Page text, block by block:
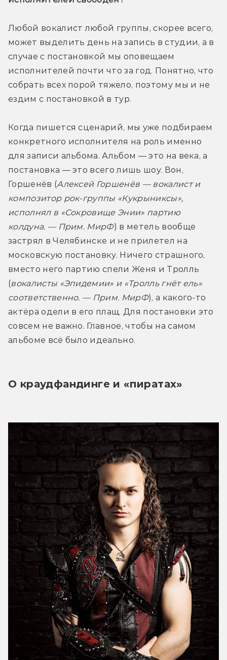
Любой вокалист любой группы, скорее всего,
может выделить день на запись в студии, а в
случае с постановкой мы оповещаем
исполнителей почти что за год. Понятно, что
собрать всех порой тяжело, поэтому мы и не
ездим с постановкой в тур.
Когда пишется сценарий, мы уже подбираем
конкретного исполнителя на роль именно
для записи альбома. Альбом — это на века, а
постановка — это всего лишь шоу. Вон,
Горшенёв (Алексей Горшенёв — вокалист и
композитор рок-группы «Кукрыниксы»,
исполнял в «Сокровище Энии» партию
колдуна. — Прим. МирФ) в метель вообще
застрял в Челябинске и не прилетел на
московскую постановку. Ничего страшного,
вместо него партию спели Женя и Тролль
(вокалисты «Эпидемии» и «Тролль гнёт ель»
соответственно. — Прим. МирФ), а какого-то
актёра одели в его плащ. Для постановки это
совсем не важно. Главное, чтобы на самом
альбоме всё было идеально.
О краудфандинге и «пиратах»